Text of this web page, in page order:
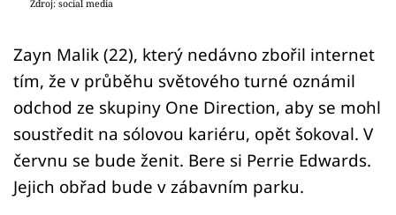
Sledujte nás
Zdroj: social media
Zayn Malik (22), který nedávno zbořil internet
tím, že v průběhu světového turné oznámil
odchod ze skupiny One Direction, aby se mohl
soustředit na sólovou kariéru, opět šokoval. V
červnu se bude ženit. Bere si Perrie Edwards.
Jejich obřad bude v zábavním parku.